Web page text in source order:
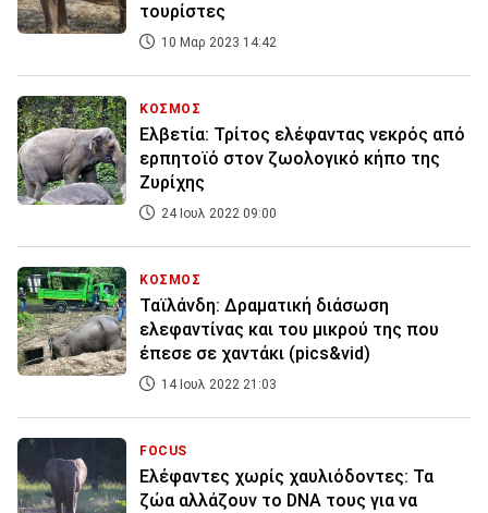
τουρίστες
10 Μαρ 2023 14:42
ΚΟΣΜΟΣ
Ελβετία: Τρίτος ελέφαντας νεκρός από
ερπητοϊό στον ζωολογικό κήπο της
Ζυρίχης
24 Ιουλ 2022 09:00
ΚΟΣΜΟΣ
Ταϊλάνδη: Δραματική διάσωση
ελεφαντίνας και του μικρού της που
έπεσε σε χαντάκι (pics&vid)
14 Ιουλ 2022 21:03
FOCUS
Ελέφαντες χωρίς χαυλιόδοντες: Τα
ζώα αλλάζουν το DNA τους για να